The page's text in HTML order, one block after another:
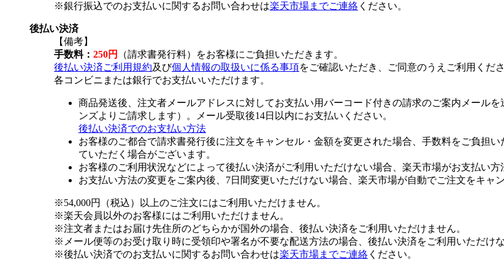
※銀行振込でのお支払いに関するお問い合わせは楽天市場までご連絡 ください。
後払い決済
【備考】
手数料： 250円
（請求書発行料）をお客様にご負担いただきます。
後払い決済ご利用規約及び個人情報の取扱いに係る事項をご確認いただき、ご同意のうえご利用くださ
各コンビニまたは銀行でお支払いいただけます。
商品発送後、注文者メールアドレスに対してお支払い用バーコード付きの請求のご案内メール
ンズよりご請求します）。メール受取後14日以内にお支払いください。
後払い決済でのお支払い方法
お客様のご都合で請求書発行後に注文をキャンセル・金額を変更された場合、手数料をご負担
ていただく場合がございます。
お客様のご利用状況などによって後払い決済がご利用いただけない場合、楽天市場がお支払い方
お支払い方法の変更をご案内後、7日間変更いただけない場合、楽天市場が自動でご注文をキャ
※54,000円（税込）以上のご注文にはご利用いただけません。
※楽天会員以外のお客様にはご利用いただけません。
※注文者またはお届け先住所のどちらかが国外の場合、後払い決済をご利用いただけません。
※メール便等のお受け取り時に受領印や署名が不要な配送方法の場合、後払い決済をご利用いただけ
※後払い決済でのお支払いに関するお問い合わせは楽天市場までご連絡 ください。